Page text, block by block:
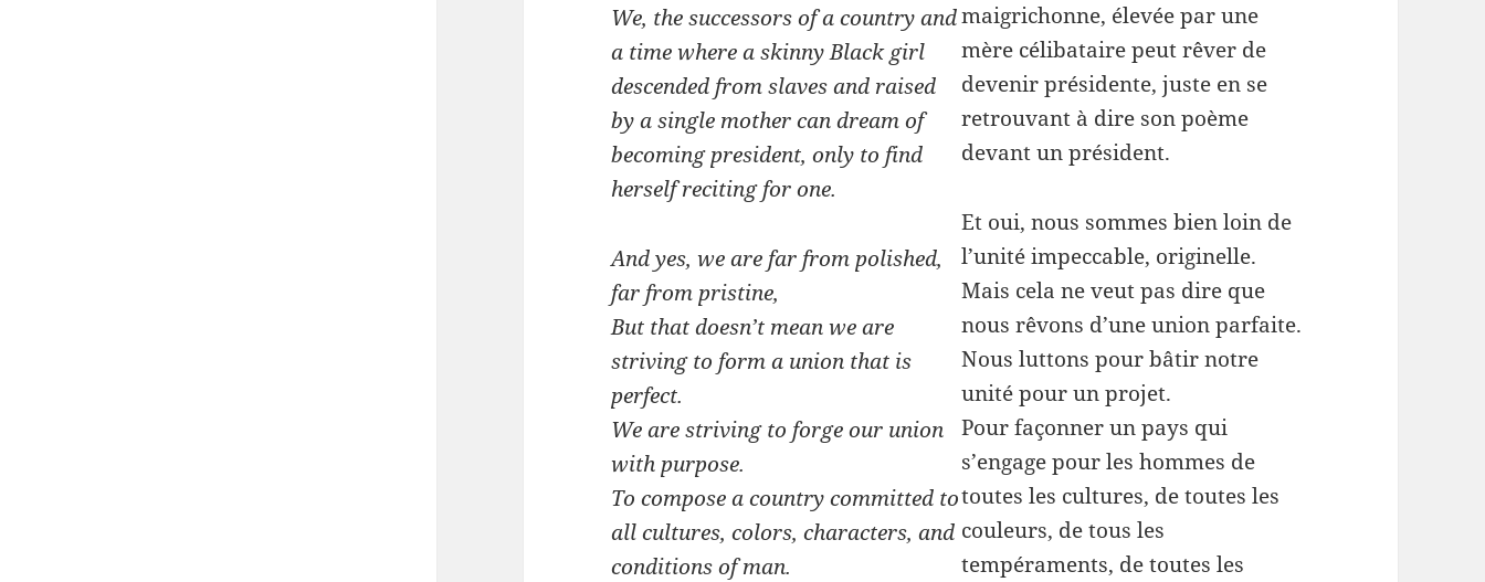
We, the successors of a country and
a time where a skinny Black girl
descended from slaves and raised
by a single mother can dream of
becoming president, only to find
herself reciting for one.
And yes, we are far from polished,
far from pristine,
But that doesn’t mean we are
striving to form a union that is
perfect.
We are striving to forge our union
with purpose.
To compose a country committed to
all cultures, colors, characters, and
conditions of man.
maigrichonne, élevée par une
mère célibataire peut rêver de
devenir présidente, juste en se
retrouvant à dire son poème
devant un président.
Et oui, nous sommes bien loin de
l’unité impeccable, originelle.
Mais cela ne veut pas dire que
nous rêvons d’une union parfaite.
Nous luttons pour bâtir notre
unité pour un projet.
Pour façonner un pays qui
s’engage pour les hommes de
toutes les cultures, de toutes les
couleurs, de tous les
tempéraments, de toutes les